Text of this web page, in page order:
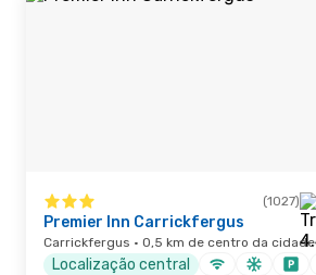
(1027)
Premier Inn Carrickfergus
Carrickfergus · 0,5 km de centro da cidade
Localização central